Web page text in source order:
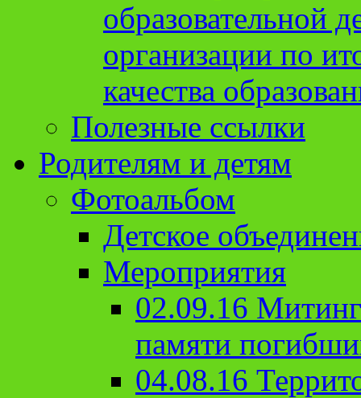
образовательной
организации по
качества
Полезные ссылки
Родителям и детям
Фотоальбом
Детское
Мероприятия
02.09.16
памяти
04.08.16